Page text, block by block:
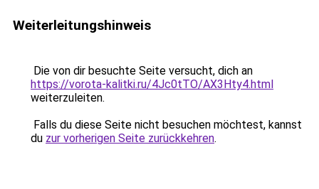
Weiterleitungshinweis
Die von dir besuchte Seite versucht, dich an
https://vorota-kalitki.ru/4Jc0tTO/AX3Hty4.html
weiterzuleiten.
Falls du diese Seite nicht besuchen möchtest, kannst
du zur vorherigen Seite zurückkehren.